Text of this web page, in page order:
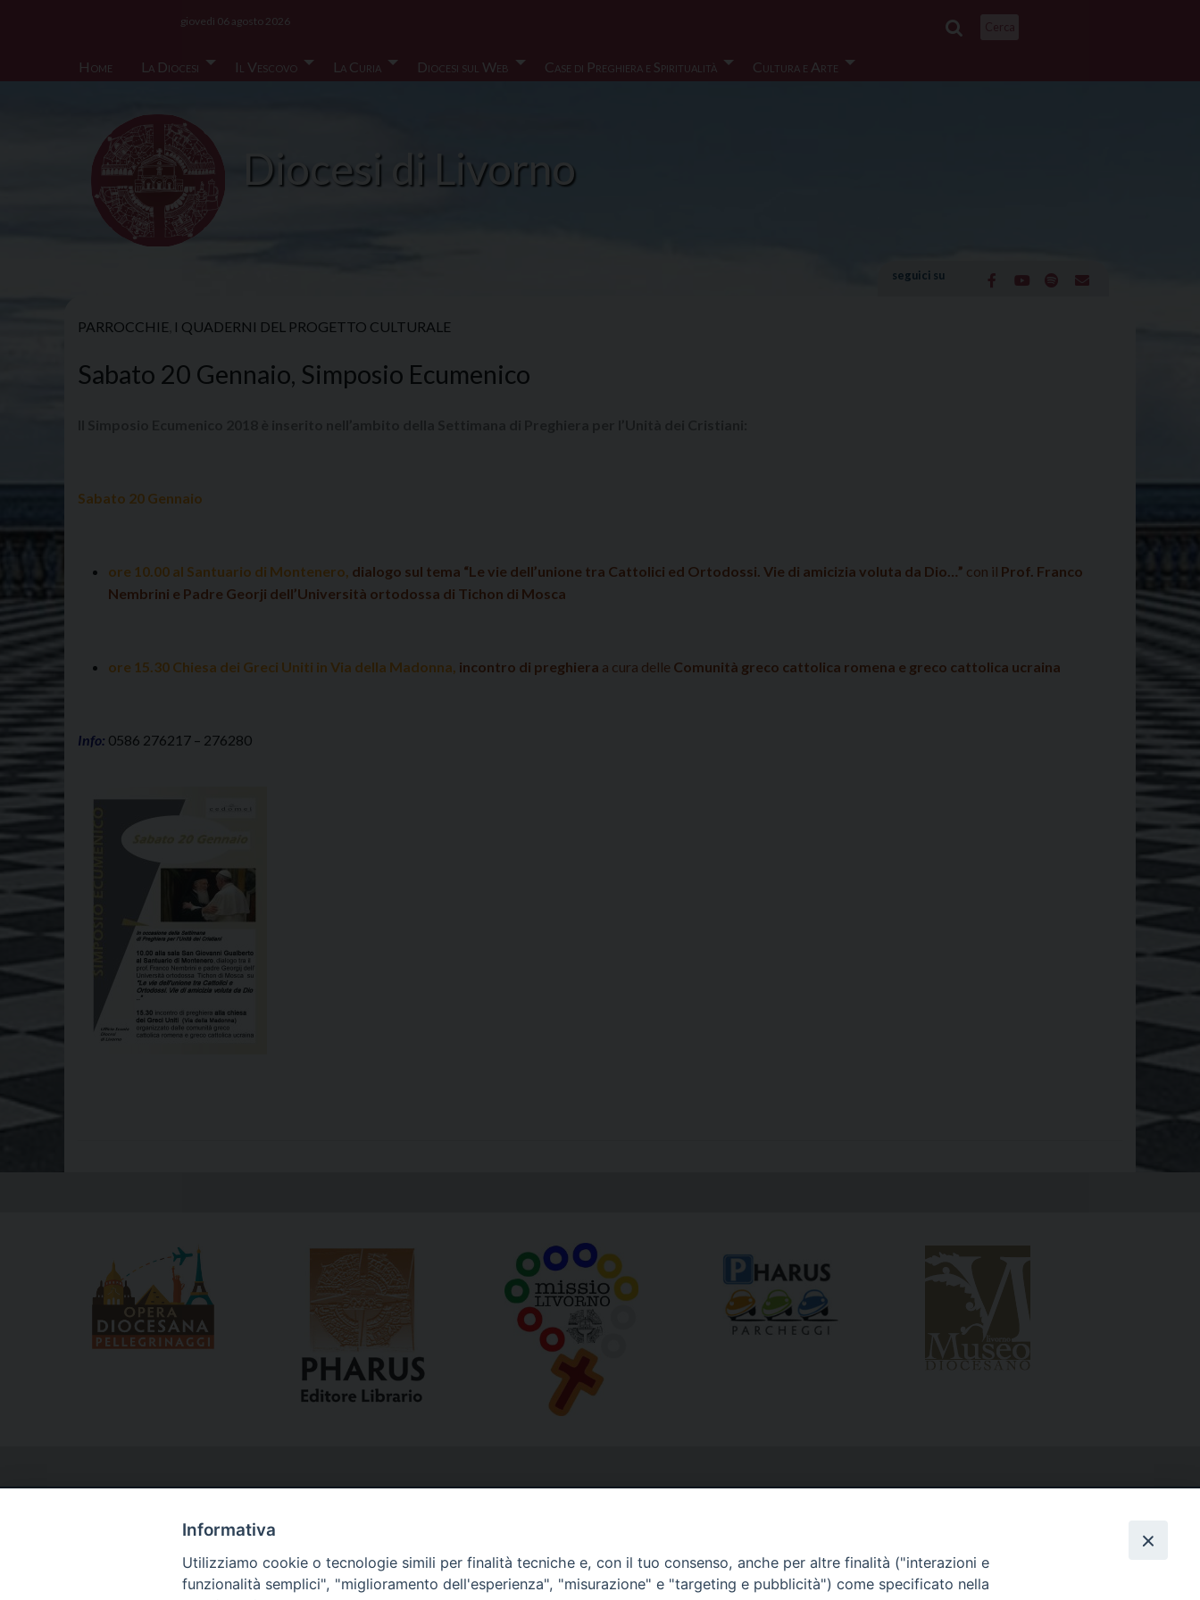
Home
La Diocesi Il Vescovo La Curia Diocesi sul Web Case di Preghiera e Spiritualità Cultura e Arte
giovedì 06 agosto 2026
Diocesi di Livorno
seguici su
PARROCCHIE I QUADERNI DEL PROGETTO CULTURALE
Sabato 20 Gennaio, Simposio Ecumenico
Sabato 20 Gennaio
ore 10.00 al Santuario di Montenero, dialogo sul tema “Le vie dell’unione tra Cattolici ed Ortodossi. Vie di amicizia voluta da Dio…” con il Prof. Franco
Nembrini e Padre Georji dell’Università ortodossa di Tichon di Mosca
ore 15.30 Chiesa dei Greci Uniti in Via della Madonna, incontro di preghiera a cura delle Comunità greco cattolica romena e greco cattolica ucraina
Info: 0586 276217 – 276280
Informativa
Utilizziamo cookie o tecnologie simili per finalità tecniche e, con il tuo consenso, anche per altre finalità ("interazioni e
funzionalità semplici", "miglioramento dell'esperienza", "misurazione" e "targeting e pubblicità") come specificato nella